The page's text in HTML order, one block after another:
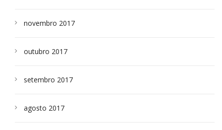
novembro 2017
outubro 2017
setembro 2017
agosto 2017